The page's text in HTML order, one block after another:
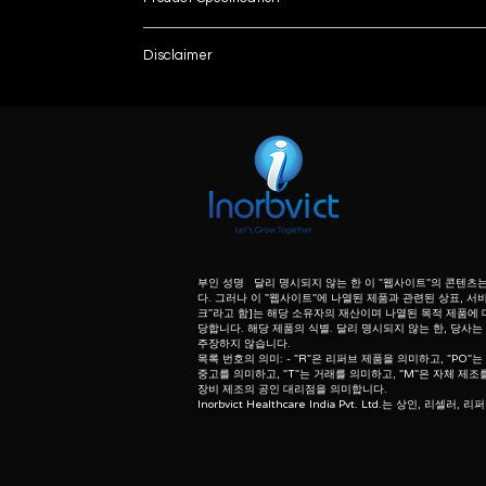
Brand
Operation Mode
Maximum Weight Capacity
using BIA Technology.
The 7-inch wide color touchscreen and
The measurement starts automatically
large 18″x18″ platform and low profile
Results are printed in easy to understand
Disclaimer
herein associated with the products listed on
purpose of identification of those products. we
meaning of list number: - “r” means
dealer of original equipment manufacturer.
부인 성명 달리 명시되지 않는 한 이 "웹사이트"의 콘텐츠
다. 그러나 이 "웹사이트"에 나열된 제품과 관련된 상표, 서
크"라고 함]는 해당 소유자의 재산이며 나열된 목적 제품에
당합니다. 해당 제품의 식별. 달리 명시되지 않는 한, 당사
주장하지 않습니다.
목록 번호의 의미: - "R"은 리퍼브 제품을 의미하고, "PO"
중고를 의미하고, "T"는 거래를 의미하고, "M"은 자체 제조
장비 제조의 공인 대리점을 의미합니다.
Inorbvict Healthcare India Pvt. Ltd.는 상인, 리셀러, 리퍼